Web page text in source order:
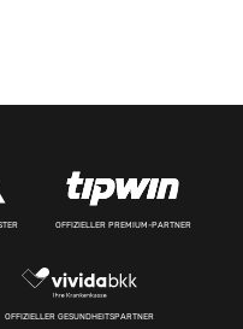
OFFIZIELLER PREMIUM-PARTNER
OFFIZIELLER GESUNDHEITSPARTNER